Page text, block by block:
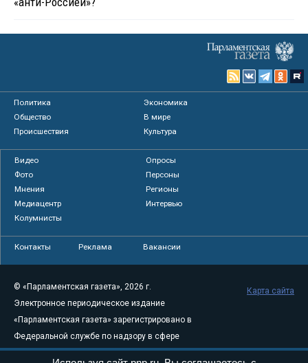
Политика
Экономика
Общество
В мире
Происшествия
Культура
Видео
Опросы
Фото
Персоны
Мнения
Регионы
Медиацентр
Интервью
Колумнисты
Контакты Реклама Вакансии
© «Парламентская газета», 2026 г.
Электронное периодическое издание
«Парламентская газета» зарегистрировано в
Федеральной службе по надзору в сфере
связи, информационных технологий и
Карта сайта